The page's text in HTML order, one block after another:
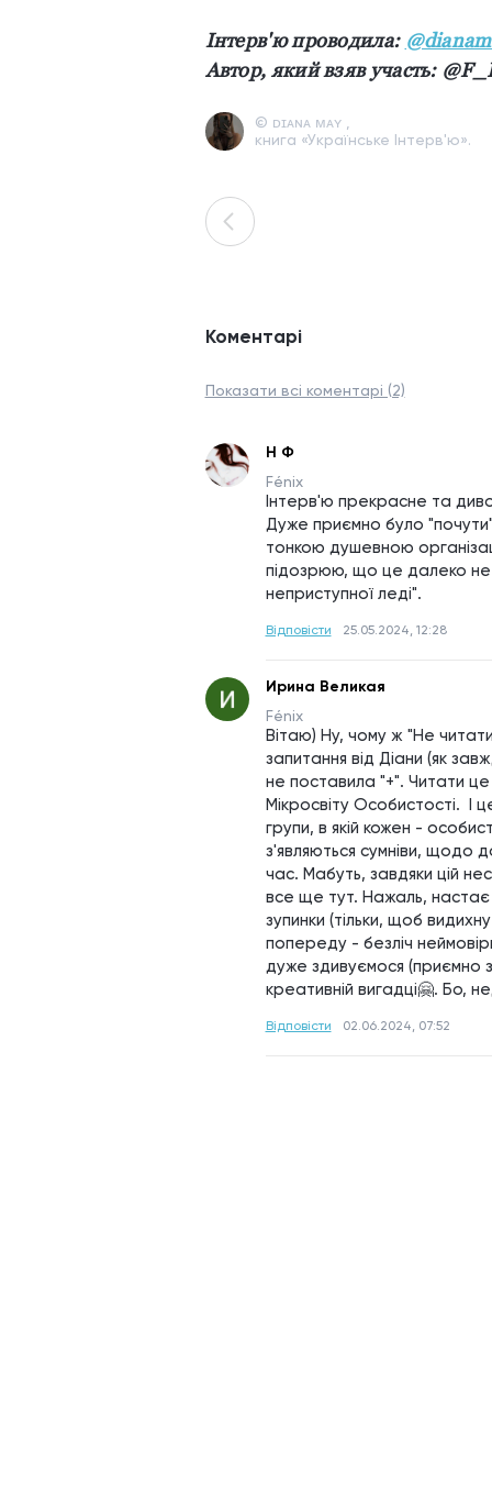
Інтерв'ю проводила:
Автор, який взяв участь: @
© ᴅɪᴀɴᴀ ᴍᴀʏ ,
книга «Українське Інтерв'ю».
Коментарі
Показати всі коментарі (2)
Н Ф
Fénix
Інтерв'ю прекрасне та
Дуже приємно було "почути"
тонкою душевною
підозрюю, що це далеко не
неприступної леді".
Відповісти 25.05.2024, 12:28
Ирина Великая
Fénix
Вітаю) Ну, чому ж "Не
запитання від Діани (як
не поставила "+". Читати
Мікросвіту Особистості.
групи, в якій кожен -
з'являються сумніви, щодо
час. Мабуть, завдяки цій
все ще тут. Нажаль, настає
зупинки (тільки, щоб
попереду - безліч
дуже здивуємося (приємно
креативній вигадці🤗. Бо,
Відповісти 02.06.2024, 07:52